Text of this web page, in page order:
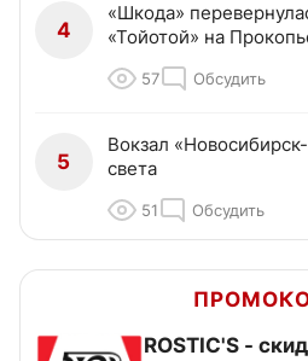
4
«Шкода»
«Тойотой» на
57 Обсудить
5
Вокзал
света
51 Обсудить
ROSTIC'S -